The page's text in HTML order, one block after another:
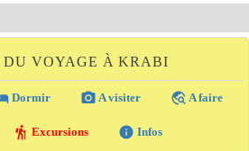
DU VOYAGE À KRABI
Dormir photo_camera A visiter travel_explore A faire
hiking Excursions info Infos